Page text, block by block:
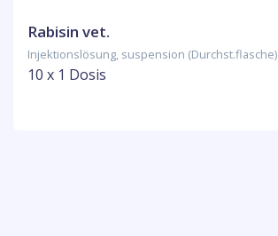
Rabisin vet.
Injektionslösung, suspension (Durchst.flasche)
10 x 1 Dosis